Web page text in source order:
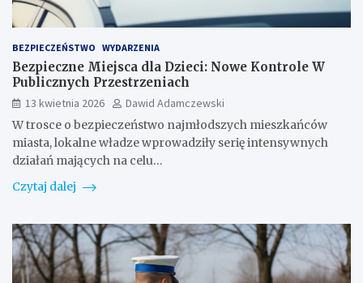
BEZPIECZEŃSTWO WYDARZENIA
Bezpieczne Miejsca dla Dzieci: Nowe Kontrole W
Publicznych Przestrzeniach
13 kwietnia 2026
Dawid Adamczewski
W trosce o bezpieczeństwo najmłodszych mieszkańców
miasta, lokalne władze wprowadziły serię intensywnych
działań mających na celu…
Czytaj dalej